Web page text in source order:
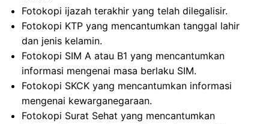
Fotokopi ijazah terakhir yang telah dilegalisir.
Fotokopi KTP yang mencantumkan tanggal lahir
dan jenis kelamin.
Fotokopi SIM A atau B1 yang mencantumkan
informasi mengenai masa berlaku SIM.
Fotokopi SKCK yang mencantumkan informasi
mengenai kewarganegaraan.
Fotokopi Surat Sehat yang mencantumkan